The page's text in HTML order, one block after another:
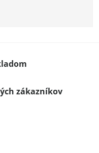
zákazníkov